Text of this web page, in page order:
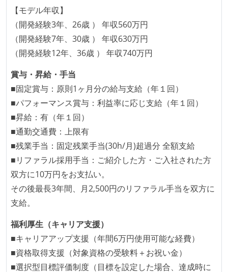
【モデル年収】
（開発経験3年、26歳 ） 年収560万円
（開発経験7年、30歳 ） 年収630万円
（開発経験12年、36歳 ） 年収740万円
賞与・昇給・手当
■固定賞与：原則1ヶ月分の給与支給（年１回）
■パフォーマンス賞与：利益率に応じ支給（年１回）
■昇給：有（年１回）
■通勤交通費：上限有
■残業手当：固定残業手当(30h/月)超過分 全額支給
■リファラル採用手当：ご紹介した方・ご入社された方
双方に10万円をお支払い。
その後最長3年間、月2,500円のリファラル手当を双方に
支給。
福利厚生（キャリア支援）
■キャリアアップ支援（年間6万円使用可能な経費）
■資格取得支援（対象資格の受験料＋お祝い金）
■選択型目標評価制度（目標を設定した場合、達成時に